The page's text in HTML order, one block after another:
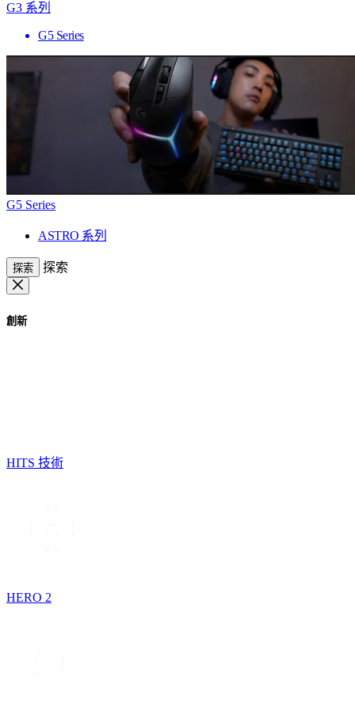
G3 系列
G5 Series
G5 Series
ASTRO 系列
探索 探索
創新
HITS 技術
HERO 2